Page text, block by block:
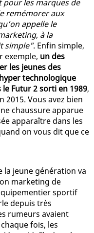
pour les marques de
remémorer aux
appelle le
à la
simple". Enfin simple,
exemple, un des
les jeunes des
technologique
Futur 2 sorti en 1989,
2015. Vous avez bien
chaussure apparue
apparaître dans les
on vous dit que ce
la jeune génération va
marketing de
sportif
depuis très
rumeurs avaient
fois, les